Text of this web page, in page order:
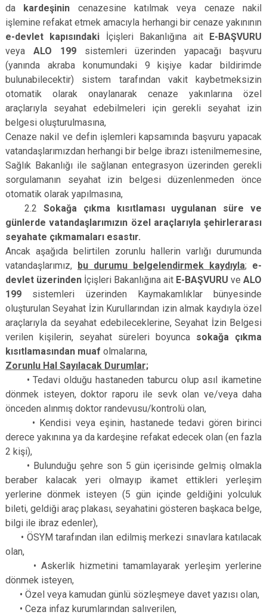
da kardeşinin cenazesine katılmak veya cenaze nakil
işlemine refakat etmek amacıyla herhangi bir cenaze yakınının
e­-devlet kapısındaki İçişleri Bakanlığına ait E-­BAŞVURU
veya ALO 199sistemleri üzerinden yapacağı başvuru
(yanında akraba konumundaki 9 kişiye kadar bildirimde
bulunabilecektir) sistem tarafından vakit kaybetmeksizin
otomatik olarak onaylanarak cenaze yakınlarına özel
araçlarıyla seyahat edebilmeleri için gerekli seyahat izin
belgesi oluşturulmasına,
Cenaze nakil ve defin işlemleri kapsamında başvuru yapacak
vatandaşlarımızdan herhangi bir belge ibrazı istenilmemesine,
Sağlık Bakanlığı ile sağlanan entegrasyon üzerinden gerekli
sorgulamanın seyahat izin belgesi düzenlenmeden önce
otomatik olarak yapılmasına,
2.2Sokağa çıkma kısıtlaması uygulanan süre ve
günlerde vatandaşlarımızın özel araçlarıyla şehirlerarası
seyahate çıkmamaları esastır.
Ancak aşağıda belirtilen zorunlu hallerin varlığı durumunda
vatandaşlarımız, bu durumu belgelendirmek kaydıyla; e­-
devlet üzerinden İçişleri Bakanlığına ait E­-BAŞVURU ve ALO
199 sistemleri üzerinden Kaymakamlıklar bünyesinde
oluşturulan Seyahat İzin Kurullarından izin almak kaydıyla özel
araçlarıyla da seyahat edebileceklerine, Seyahat İzin Belgesi
verilen kişilerin, seyahat süreleri boyunca sokağa çıkma
kısıtlamasından muaf olmalarına,
Zorunlu Hal Sayılacak Durumlar;
• Tedavi olduğu hastaneden taburcu olup asıl ikametine
dönmek isteyen, doktor raporu ile sevk olan ve/veya daha
önceden alınmış doktor randevusu/kontrolü olan,
• Kendisi veya eşinin, hastanede tedavi gören birinci
derece yakınına ya da kardeşine refakat edecek olan (en fazla
2 kişi),
• Bulunduğu şehre son 5 gün içerisinde gelmiş olmakla
beraber kalacak yeri olmayıp ikamet ettikleri yerleşim
yerlerine dönmek isteyen (5 gün içinde geldiğini yolculuk
bileti, geldiği araç plakası, seyahatini gösteren başkaca belge,
bilgi ile ibraz edenler),
• ÖSYM tarafından ilan edilmiş merkezi sınavlara katılacak
olan,
• Askerlik hizmetini tamamlayarak yerleşim yerlerine
dönmek isteyen,
• Özel veya kamudan günlü sözleşmeye davet yazısı olan,
• Ceza infaz kurumlarından salıverilen,